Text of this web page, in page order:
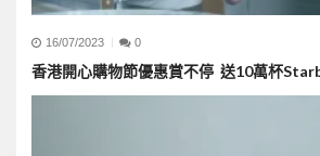
16/07/2023 0
香港開心購物節優惠賞不停 送10萬杯